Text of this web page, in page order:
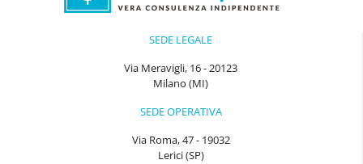
SEDE LEGALE
Via Meravigli, 16 - 20123
Milano (MI)
SEDE OPERATIVA
Via Roma, 47 - 19032
Lerici (SP)